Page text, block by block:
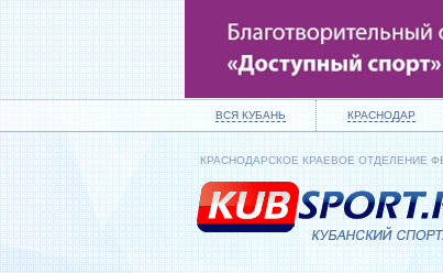
ВСЯ КУБАНЬ КРАСНОДАР
КРАСНОДАРСКОЕ КРАЕВОЕ ОТДЕЛЕНИЕ